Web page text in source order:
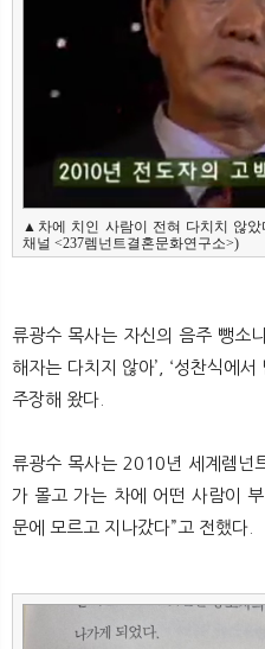
▲차에 치인 사람이 전혀 다치치 않
채널 <237렘넌트결혼문화연구소>)
류광수 목사는 자신의 음주 뺑소
해자는 다치지 않아’, ‘성찬식에
주장해 왔다.
류광수 목사는 2010년 세계렘넌
가 몰고 가는 차에 어떤 사람이
문에 모르고 지나갔다”고 전했다.